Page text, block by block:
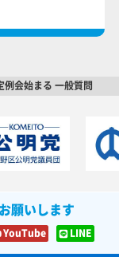
例会始まる 一般質問
願いします
YouTube LINE